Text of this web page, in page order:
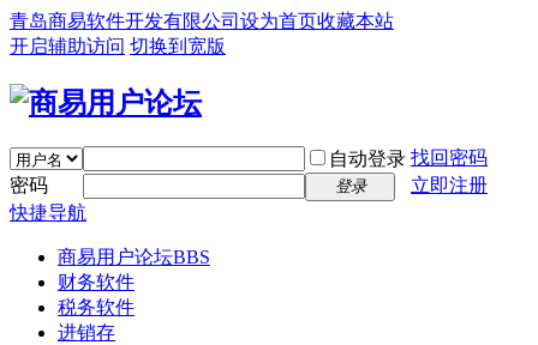
青岛商易软件开发有限公司 设为首页收藏本站
开启辅助访问 切换到宽版
自动登录 找回密码
密码
登录
立即注册
快捷导航
商易用户论坛BBS
财务软件
税务软件
进销存